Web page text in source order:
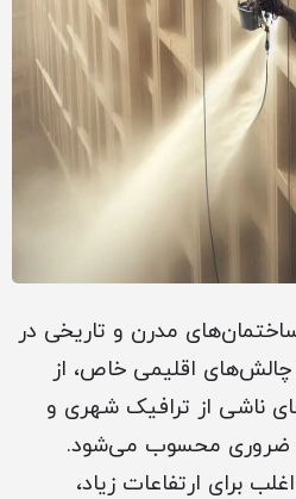
مدرن و تاریخی در
چالش‌های اقلیمی خاص، از
ناشی از ترافیک شهری و
ضروری محسوب می‌شود.
برای ارتفاعات زیاد،